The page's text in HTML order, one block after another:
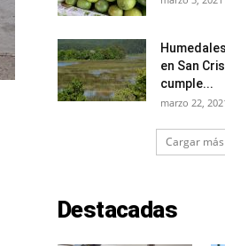
en San
cumple...
marzo 22,
Cargar más
Destacadas